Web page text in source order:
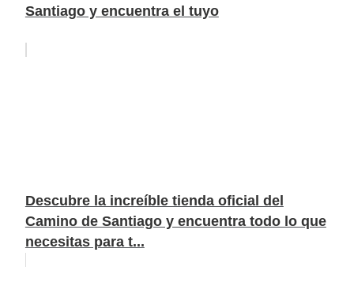
Santiago y encuentra el tuyo
Descubre la increíble tienda oficial del
Camino de Santiago y encuentra todo lo que
necesitas para t...